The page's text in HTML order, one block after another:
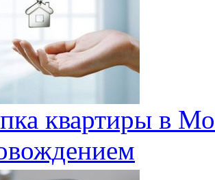
квартиры в